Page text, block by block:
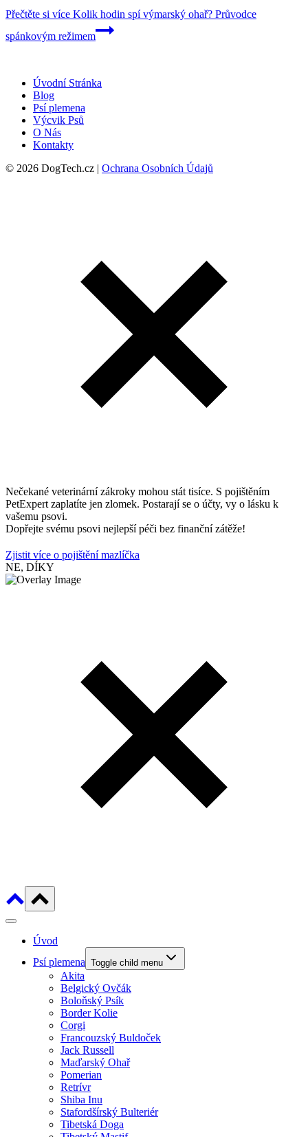
Přečtěte si více Kolik hodin spí výmarský ohař? Průvodce
spánkovým režimem
Úvodní Stránka
Blog
Psí plemena
Výcvik Psů
O Nás
Kontakty
© 2026 DogTech.cz | Ochrana Osobních Údajů
Nečekané veterinární zákroky mohou stát tisíce. S pojištěním
PetExpert zaplatíte jen zlomek. Postarají se o účty, vy o lásku k
vašemu psovi.
Dopřejte svému psovi nejlepší péči bez finanční zátěže!
Zjistit více o pojištění mazlíčka
NE, DÍKY
Úvod
Psí plemena Toggle child menu
Akita
Belgický Ovčák
Boloňský Psík
Border Kolie
Corgi
Francouzský Buldoček
Jack Russell
Maďarský Ohař
Pomerian
Retrívr
Shiba Inu
Stafordšírský Bulteriér
Tibetská Doga